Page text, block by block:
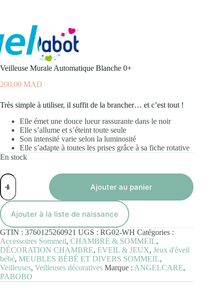
Veilleuse Murale Automatique Blanche 0+
200,00 MAD
Très simple à utiliser, il suffit de la brancher… et c’est tout !
Elle émet une douce lueur rassurante dans le noir
Elle s’allume et s’éteint toute seule
Son intensité varie selon la luminosité
Elle s’adapte à toutes les prises grâce à sa fiche rotative
En stock
quantité
de
Veilleuse
Murale
Automatique
Blanche
0+
Ajouter au panier
Ajouter à la liste de naissance
GTIN : 3760125260921 UGS : RG02-WH Catégories :
Accessoires Sommeil, CHAMBRE & SOMMEIL,
DÉCORATION CHAMBRE, EVEIL & JEUX, Jeux d'éveil
bébé, MEUBLES BÉBÉ ET DIVERS SOMMEIL,
Veilleuses, Veilleuses décoratives Marque : ANGELCARE,
PABOBO